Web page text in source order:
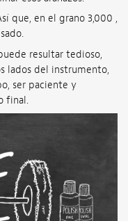
que, en el grano 3,000 ,
resultar tedioso,
lados del instrumento,
ser paciente y
final.